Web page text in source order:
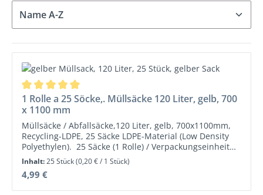
Durchschnittliche Bewertung von 5 von 5 Sternen
1 Rolle a 25 Söcke,. Müllsäcke 120 Liter, gelb, 700
x 1100 mm
Müllsäcke / Abfallsäcke,120 Liter, gelb, 700x1100mm,
Recycling-LDPE, 25 Säcke LDPE-Material (Low Density
Polyethylen). 25 Säcke (1 Rolle) / Verpackungseinheit
Angaben zum HerstellerInformationspflichten zur
Produktsicherheitsverordnung (Bitte lesen Sie die
Warnhinweise und Sicherheitsinformationen auf dem
Datenblatt!)Abena Re-Seller GmbH, Liebigstraße 17,
Inhalt:25 Stück(0,20 € / 1 Stück)
Regulärer Preis:
4,99 €